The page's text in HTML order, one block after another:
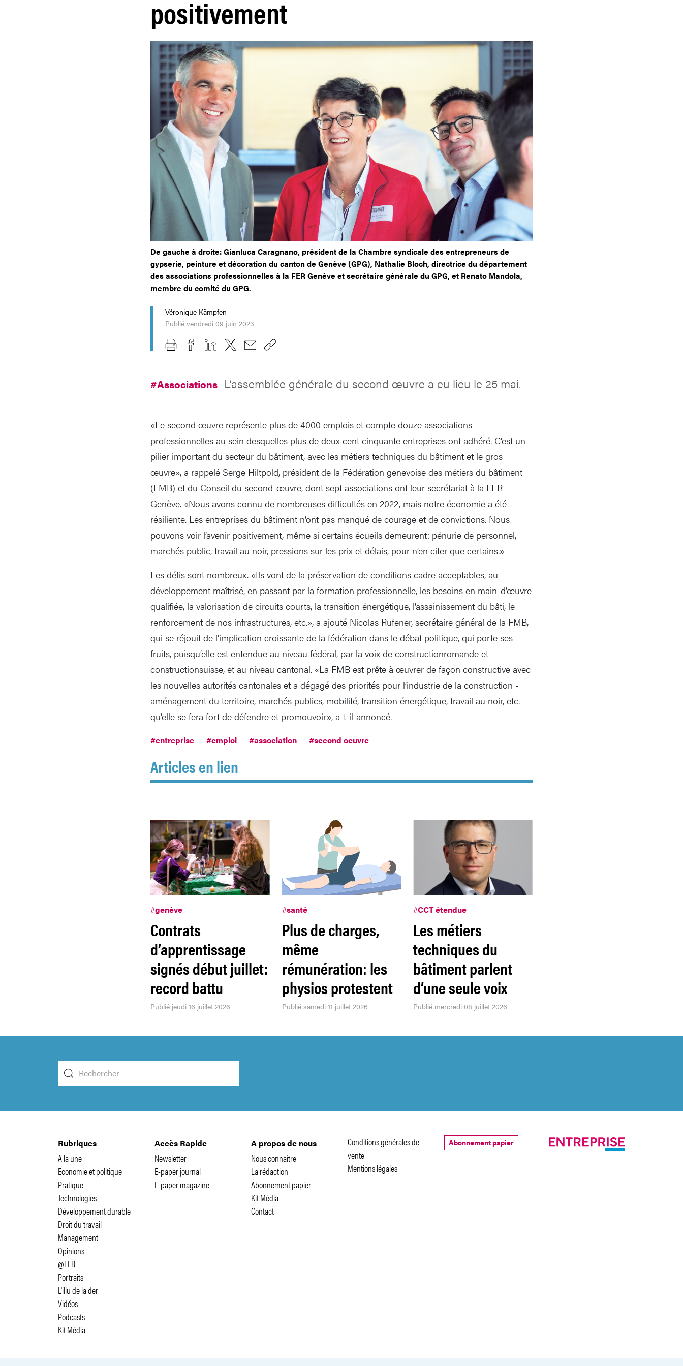
positivement
De gauche à droite: Gianluca Caragnano, président de la Chambre syndicale des entrepreneurs de
gypserie, peinture et décoration du canton de Genève (GPG), Nathalie Bloch, directrice du département
des associations professionnelles à la FER Genève et secrétaire générale du GPG, et Renato Mandola,
membre du comité du GPG.
Véronique Kämpfen
Publié vendredi 09 juin 2023
#Associations L’assemblée générale du second œuvre a eu lieu le 25 mai.
«Le second œuvre représente plus de 4000 emplois et compte douze associations
professionnelles au sein desquelles plus de deux cent cinquante entreprises ont adhéré. C’est un
pilier important du secteur du bâtiment, avec les métiers techniques du bâtiment et le gros
œuvre», a rappelé Serge Hiltpold, président de la Fédération genevoise des métiers du bâtiment
(FMB) et du Conseil du second-œuvre, dont sept associations ont leur secrétariat à la FER
Genève. «Nous avons connu de nombreuses difficultés en 2022, mais notre économie a été
résiliente. Les entreprises du bâtiment n’ont pas manqué de courage et de convictions. Nous
pouvons voir l’avenir positivement, même si certains écueils demeurent: pénurie de personnel,
marchés public, travail au noir, pressions sur les prix et délais, pour n’en citer que certains.»
Les défis sont nombreux. «Ils vont de la préservation de conditions cadre acceptables, au
développement maîtrisé, en passant par la formation professionnelle, les besoins en main-d’œuvre
qualifiée, la valorisation de circuits courts, la transition énergétique, l’assainissement du bâti, le
renforcement de nos infrastructures, etc.», a ajouté Nicolas Rufener, secrétaire général de la FMB,
qui se réjouit de l’implication croissante de la fédération dans le débat politique, qui porte ses
fruits, puisqu’elle est entendue au niveau fédéral, par la voix de constructionromande et
constructionsuisse, et au niveau cantonal. «La FMB est prête à œuvrer de façon constructive avec
les nouvelles autorités cantonales et a dégagé des priorités pour l’industrie de la construction -
aménagement du territoire, marchés publics, mobilité, transition énergétique, travail au noir, etc. -
qu’elle se fera fort de défendre et promouvoir», a-t-il annoncé.
#entreprise #emploi #association #second oeuvre
Articles en lien
#genève
Contrats
d’apprentissage
signés début juillet:
record battu
Publié jeudi 16 juillet 2026
#santé
Plus de charges,
même
rémunération: les
physios protestent
Publié samedi 11 juillet 2026
#CCT étendue
Les métiers
techniques du
bâtiment parlent
d’une seule voix
Publié mercredi 08 juillet 2026
Rubriques
A la une
Economie et politique
Pratique
Technologies
Développement durable
Droit du travail
Management
Opinions
@FER
Portraits
L'illu de la der
Vidéos
Podcasts
Kit Média
Accès Rapide
Newsletter
E-paper journal
E-paper magazine
A propos de nous
Nous connaître
La rédaction
Abonnement papier
Kit Média
Contact
Conditions générales de
vente
Mentions légales
Abonnement papier